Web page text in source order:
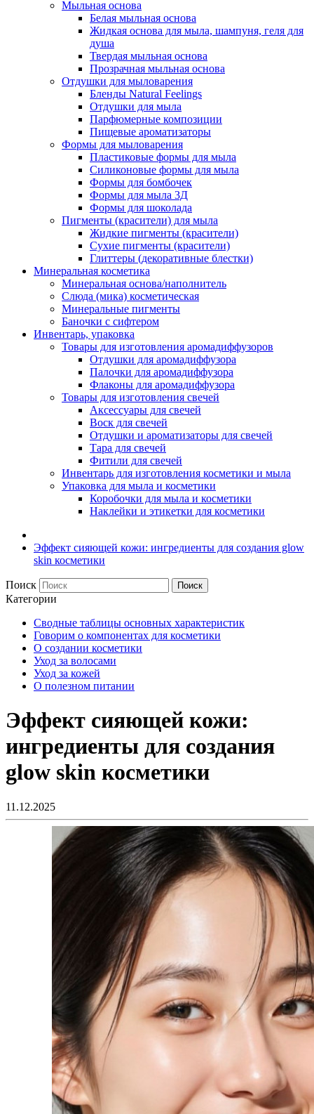
Мыльная основа
Белая мыльная основа
Жидкая основа для мыла, шампуня, геля для
душа
Твердая мыльная основа
Прозрачная мыльная основа
Отдушки для мыловарения
Бленды Natural Feelings
Отдушки для мыла
Парфюмерные композиции
Пищевые ароматизаторы
Формы для мыловарения
Пластиковые формы для мыла
Силиконовые формы для мыла
Формы для бомбочек
Формы для мыла 3Д
Формы для шоколада
Пигменты (красители) для мыла
Жидкие пигменты (красители)
Сухие пигменты (красители)
Глиттеры (декоративные блестки)
Минеральная косметика
Минеральная основа/наполнитель
Слюда (мика) косметическая
Минеральные пигменты
Баночки с сифтером
Инвентарь, упаковка
Товары для изготовления аромадиффузоров
Отдушки для аромадиффузора
Палочки для аромадиффузора
Флаконы для аромадиффузора
Товары для изготовления свечей
Аксессуары для свечей
Воск для свечей
Отдушки и ароматизаторы для свечей
Тара для свечей
Фитили для свечей
Инвентарь для изготовления косметики и мыла
Упаковка для мыла и косметики
Коробочки для мыла и косметики
Наклейки и этикетки для косметики
Эффект сияющей кожи: ингредиенты для создания glow
skin косметики
Поиск Поиск
Категории
Сводные таблицы основных характеристик
Говорим о компонентах для косметики
О создании косметики
Уход за волосами
Уход за кожей
О полезном питании
Эффект сияющей кожи:
ингредиенты для создания
glow skin косметики
11.12.2025